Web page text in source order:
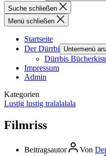
Suche schließen
Menü schließen
Startseite
Der Dürrbi
Untermenü
Dürrbis
Impressum
Admin
Kategorien
Lustig lustig tralalalala
Filmriss
Beitragsautor Von